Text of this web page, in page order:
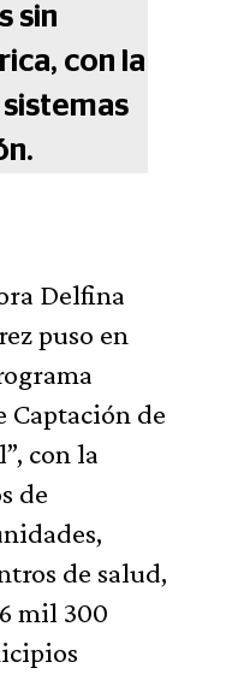
sin
con la
Delfina
puso en
Captación de
con la
de
de salud,
mil 300